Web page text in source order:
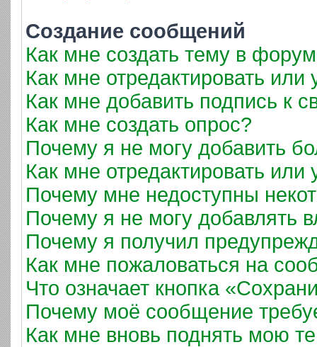
Создание сообщений
Как мне создать тему в
Как мне отредактировать
Как мне добавить подпись к
Как мне создать опрос?
Почему я не могу добавить
Как мне отредактировать или
Почему мне недоступны
Почему я не могу добавлять
Почему я получил
Как мне пожаловаться на
Что означает кнопка
Почему моё сообщение
Как мне вновь поднять мою